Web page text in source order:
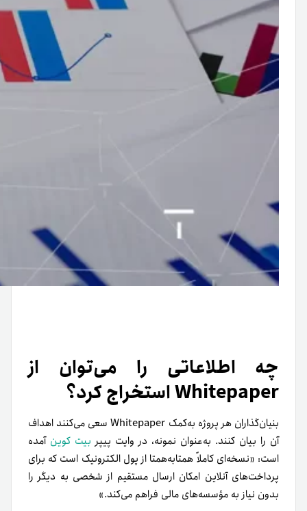
چه اطلاعاتی را می‌توان از
Whitepaper استخراج کرد؟
بنیان‌گذاران هر پروژه به‌کمک Whitepaper سعی می‌کنند اهداف
آن را بیان کنند. به‌عنوان نمونه، در وایت پیپر بیت کوین آمده
است: «نسخه‌ای کاملاً همتا‌به‌همتا از پول الکترونیک است که برای
پرداخت‌های آنلاین امکان ارسال مستقیم از شخصی به دیگر را
بدون نیاز به مؤسسه‌های مالی فراهم می‌کند.»